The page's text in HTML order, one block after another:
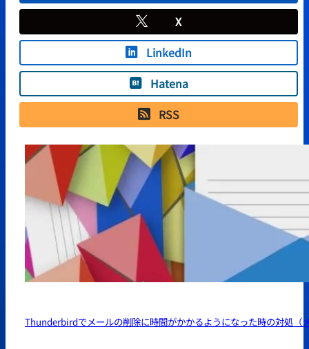
X
LinkedIn
Hatena
RSS
Thunderbirdでメールの削除に時間がかかるようになった時の対処（